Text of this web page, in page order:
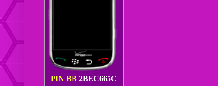
PIN BB 2BEC665C